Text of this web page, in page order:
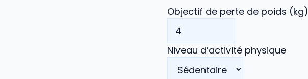
Objectif de perte de poids (kg)
Niveau d’activité physique